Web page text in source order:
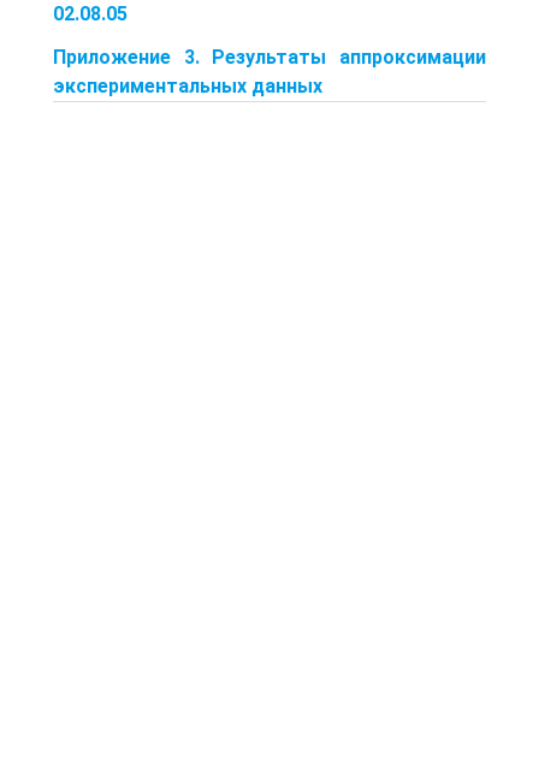
02.08.05
Приложение 3. Результаты аппроксимации
экспериментальных данных